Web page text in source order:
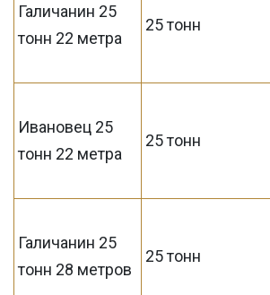
Галичанин 25
тонн 22 метра
25 тонн
Ивановец 25
тонн 22 метра
25 тонн
Галичанин 25
тонн 28 метров
25 тонн